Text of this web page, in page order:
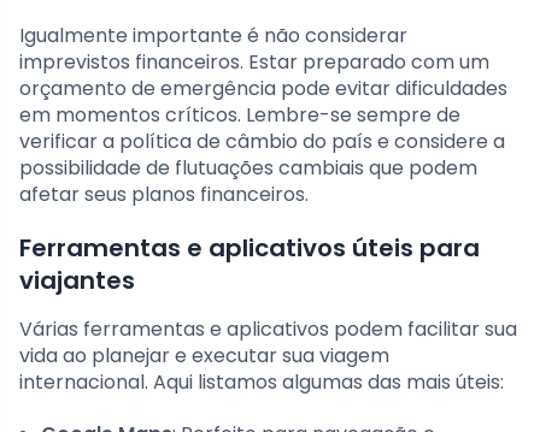
Igualmente importante é não considerar
imprevistos financeiros. Estar preparado com um
orçamento de emergência pode evitar dificuldades
em momentos críticos. Lembre-se sempre de
verificar a política de câmbio do país e considere a
possibilidade de flutuações cambiais que podem
afetar seus planos financeiros.
Ferramentas e aplicativos úteis para
viajantes
Várias ferramentas e aplicativos podem facilitar sua
vida ao planejar e executar sua viagem
internacional. Aqui listamos algumas das mais úteis: